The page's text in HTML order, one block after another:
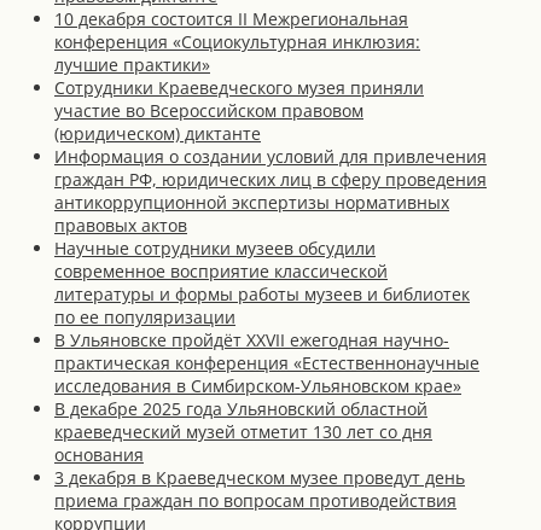
10 декабря состоится II Межрегиональная
конференция «Cоциокультурная инклюзия:
лучшие практики»
Сотрудники Краеведческого музея приняли
участие во Всероссийском правовом
(юридическом) диктанте
Информация о создании условий для привлечения
граждан РФ, юридических лиц в сферу проведения
антикоррупционной экспертизы нормативных
правовых актов
Научные сотрудники музеев обсудили
современное восприятие классической
литературы и формы работы музеев и библиотек
по ее популяризации
В Ульяновске пройдёт XXVII ежегодная научно-
практическая конференция «Естественнонаучные
исследования в Симбирском-Ульяновском крае»
В декабре 2025 года Ульяновский областной
краеведческий музей отметит 130 лет со дня
основания
3 декабря в Краеведческом музее проведут день
приема граждан по вопросам противодействия
коррупции